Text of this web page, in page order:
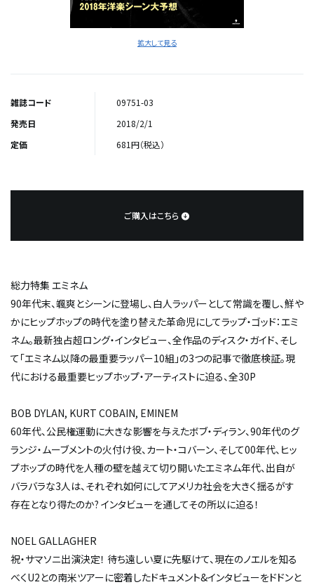
拡大して見る
雑誌コード
09751-03
発売日
2018/2/1
定価
681円（税込）
ご購入はこちら
総力特集 エミネム
90年代末、颯爽とシーンに登場し、白人ラッパーとして常識を覆し、鮮や
かにヒップホップの時代を塗り替えた革命児にしてラップ・ゴッド：エミ
ネム。最新独占超ロング・インタビュー、全作品のディスク・ガイド、そし
て「エミネム以降の最重要ラッパー10組」の3つの記事で徹底検証。現
代における最重要ヒップホップ・アーティストに迫る、全30P
BOB DYLAN, KURT COBAIN, EMINEM
60年代、公民権運動に大きな影響を与えたボブ・ディラン、90年代のグ
ランジ・ムーブメントの火付け役、カート・コバーン、そして00年代、ヒッ
プホップの時代を人種の壁を越えて切り開いたエミネム――年代、出自が
バラバラな3人は、それぞれ如何にしてアメリカ社会を大きく揺るがす
存在となり得たのか? インタビューを通してその所以に迫る！
NOEL GALLAGHER
祝・サマソニ出演決定！ 待ち遠しい夏に先駆けて、現在のノエルを知る
べくU2との南米ツアーに密着したドキュメント&インタビューをドドンと